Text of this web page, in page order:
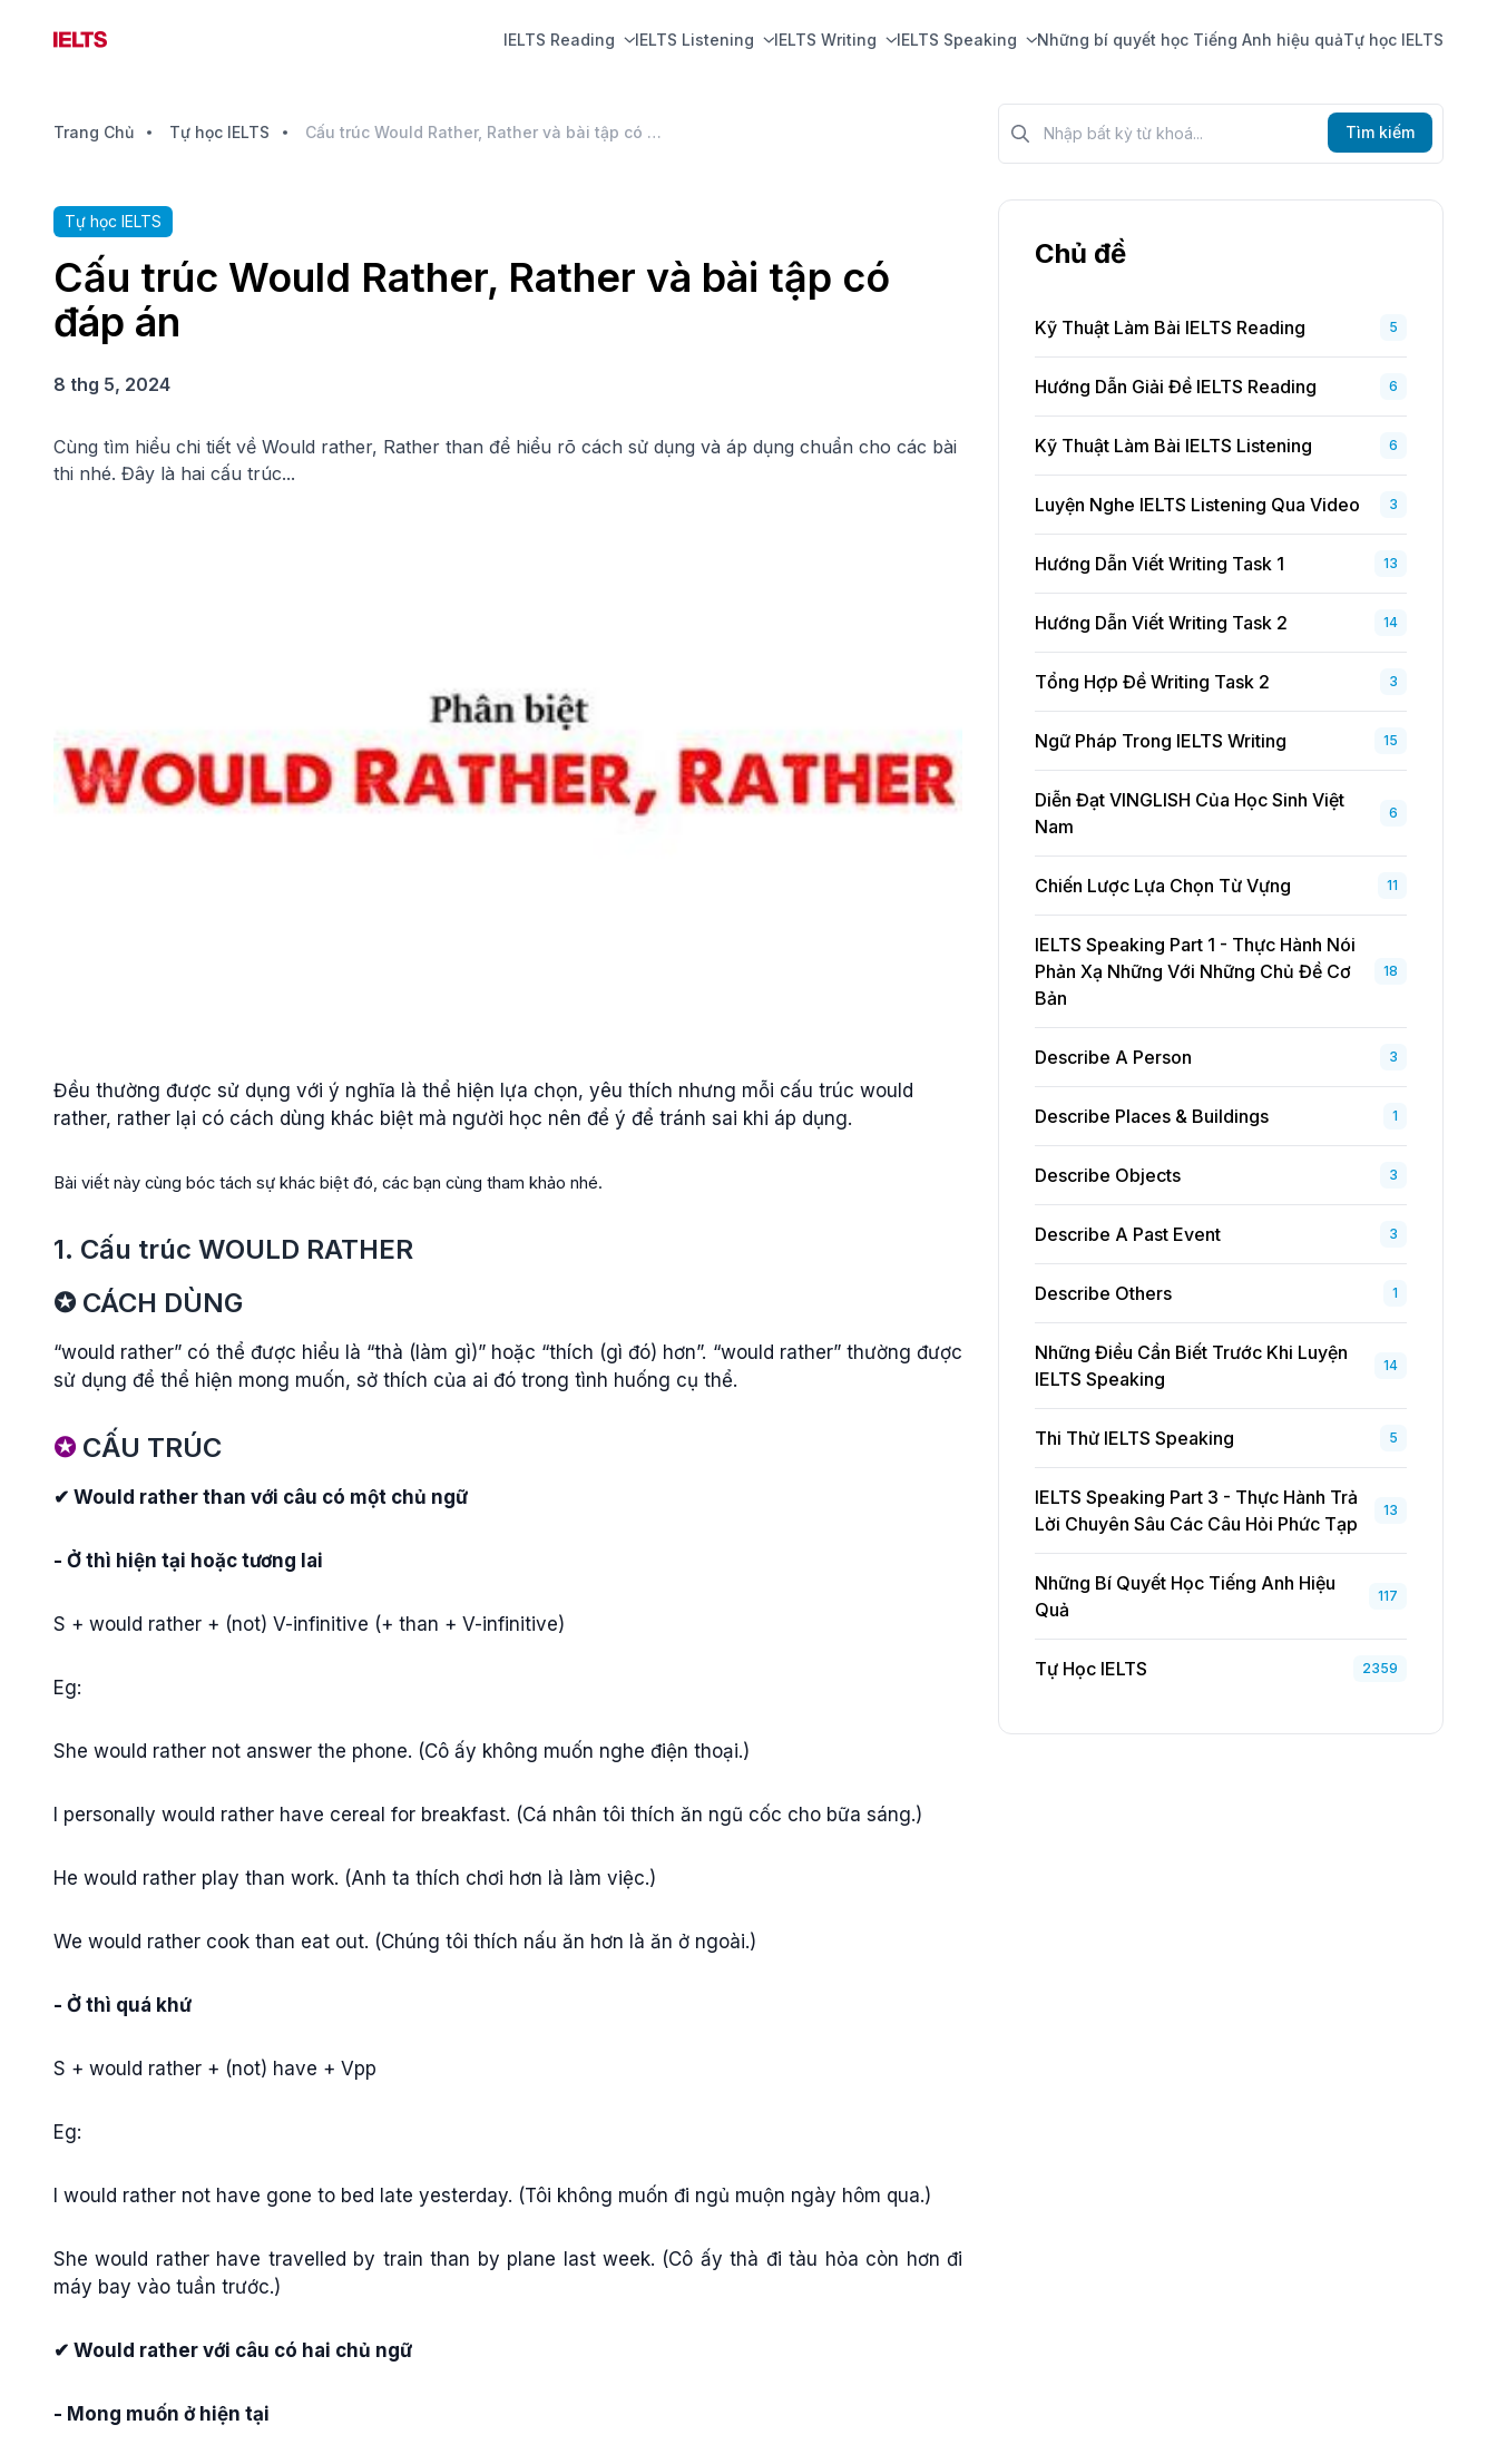
IELTS Reading IELTS Listening IELTS Writing IELTS Speaking Những bí quyết học Tiếng Anh hiệu quảTự học IELTS
Trang Chủ Tự học IELTS Cấu trúc Would Rather, Rather và bài tập có đáp án
Tự học IELTS
Cấu trúc Would Rather, Rather và bài tập có
đáp án
8 thg 5, 2024
Cùng tìm hiểu chi tiết về Would rather, Rather than để hiểu rõ cách sử dụng và áp dụng chuẩn cho các bài
thi nhé. Đây là hai cấu trúc...
Đều thường được sử dụng với ý nghĩa là thể hiện lựa chọn, yêu thích nhưng mỗi cấu trúc would
rather, rather lại có cách dùng khác biệt mà người học nên để ý để tránh sai khi áp dụng.
Bài viết này cùng bóc tách sự khác biệt đó, các bạn cùng tham khảo nhé.
1. Cấu trúc WOULD RATHER
✪ CÁCH DÙNG
“would rather” có thể được hiểu là “thà (làm gì)” hoặc “thích (gì đó) hơn”. “would rather” thường được
sử dụng để thể hiện mong muốn, sở thích của ai đó trong tình huống cụ thể.
✪ CẤU TRÚC
✔ Would rather than với câu có một chủ ngữ
- Ở thì hiện tại hoặc tương lai
S + would rather + (not) V-infinitive (+ than + V-infinitive)
Eg:
She would rather not answer the phone. (Cô ấy không muốn nghe điện thoại.)
I personally would rather have cereal for breakfast. (Cá nhân tôi thích ăn ngũ cốc cho bữa sáng.)
He would rather play than work. (Anh ta thích chơi hơn là làm việc.)
We would rather cook than eat out. (Chúng tôi thích nấu ăn hơn là ăn ở ngoài.)
- Ở thì quá khứ
S + would rather + (not) have + Vpp
Eg:
I would rather not have gone to bed late yesterday. (Tôi không muốn đi ngủ muộn ngày hôm qua.)
She would rather have travelled by train than by plane last week. (Cô ấy thà đi tàu hỏa còn hơn đi
máy bay vào tuần trước.)
✔ Would rather với câu có hai chủ ngữ
- Mong muốn ở hiện tại
Tìm kiếm?>
Tìm kiếm
Chủ đề
Kỹ Thuật Làm Bài IELTS Reading 5
Hướng Dẫn Giải Đề IELTS Reading 6
Kỹ Thuật Làm Bài IELTS Listening 6
Luyện Nghe IELTS Listening Qua Video 3
Hướng Dẫn Viết Writing Task 1 13
Hướng Dẫn Viết Writing Task 2 14
Tổng Hợp Đề Writing Task 2 3
Ngữ Pháp Trong IELTS Writing 15
Diễn Đạt VINGLISH Của Học Sinh Việt
Nam
6
Chiến Lược Lựa Chọn Từ Vựng 11
IELTS Speaking Part 1 - Thực Hành Nói
Phản Xạ Những Với Những Chủ Đề Cơ
Bản
18
Describe A Person 3
Describe Places & Buildings 1
Describe Objects 3
Describe A Past Event 3
Describe Others 1
Những Điều Cần Biết Trước Khi Luyện
IELTS Speaking
14
Thi Thử IELTS Speaking 5
IELTS Speaking Part 3 - Thực Hành Trả
Lời Chuyên Sâu Các Câu Hỏi Phức Tạp
13
Những Bí Quyết Học Tiếng Anh Hiệu
Quả
117
Tự Học IELTS 2359